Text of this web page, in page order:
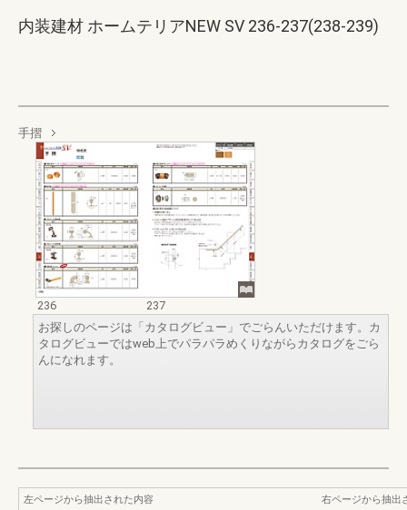
内装建材 ホームテリアNEW SV 236-237(238-239)
手摺
236
237
お探しのページは「カタログビュー」でごらんいただけます。カ
タログビューではweb上でパラパラめくりながらカタログをごら
んになれます。
左ページから抽出された内容
右ページから抽出